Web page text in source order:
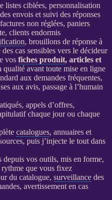
listes ciblées, personnalisation
envois et suivi des réponses
non réglées, paniers
clients endormis
, brouillons de réponse à
cas sensibles vers le décideur
vos fiches produit, articles et
qualité avant toute mise en ligne
aux demandes fréquentes,
aux avis, passage à l’humain
appels d’offres,
chaque jour ou chaque
catalogues, annuaires et
puis j’injecte le tout dans
depuis vos outils, mis en forme,
rythme que vous fixez
du catalogue, surveillancedes
avertissement en cas